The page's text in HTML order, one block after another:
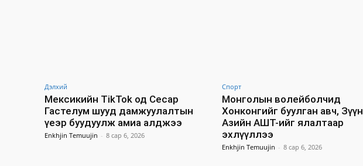
Дэлхий
Мексикийн TikTok од Сесар
Гастелум шууд дамжуулалтын
үеэр буудуулж амиа алджээ
Enkhjin Temuujin - 8 сар 6, 2026
Спорт
Монголын волейболчид
Хонконгийг буулган авч, Зүүн
Азийн АШТ-ийг ялалтаар
эхлүүллээ
Enkhjin Temuujin - 8 сар 6, 2026